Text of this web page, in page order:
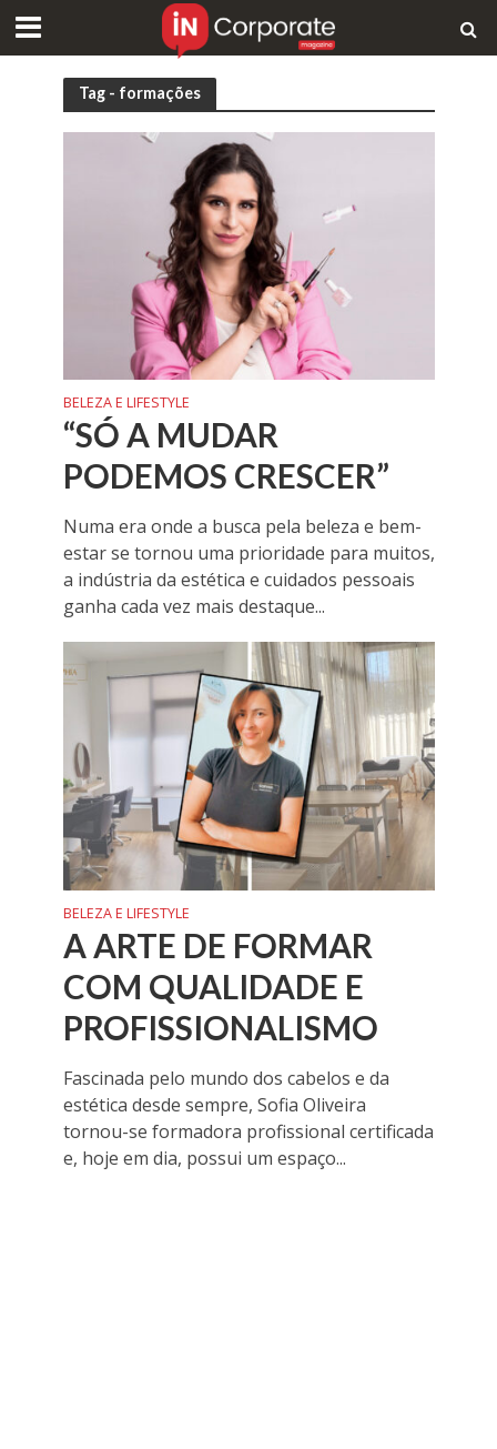
Tag - formações
BELEZA E LIFESTYLE
“SÓ A MUDAR
PODEMOS CRESCER”
Numa era onde a busca pela beleza e bem-
estar se tornou uma prioridade para muitos,
a indústria da estética e cuidados pessoais
ganha cada vez mais destaque...
BELEZA E LIFESTYLE
A ARTE DE FORMAR
COM QUALIDADE E
PROFISSIONALISMO
Fascinada pelo mundo dos cabelos e da
estética desde sempre, Sofia Oliveira
tornou-se formadora profissional certificada
e, hoje em dia, possui um espaço...